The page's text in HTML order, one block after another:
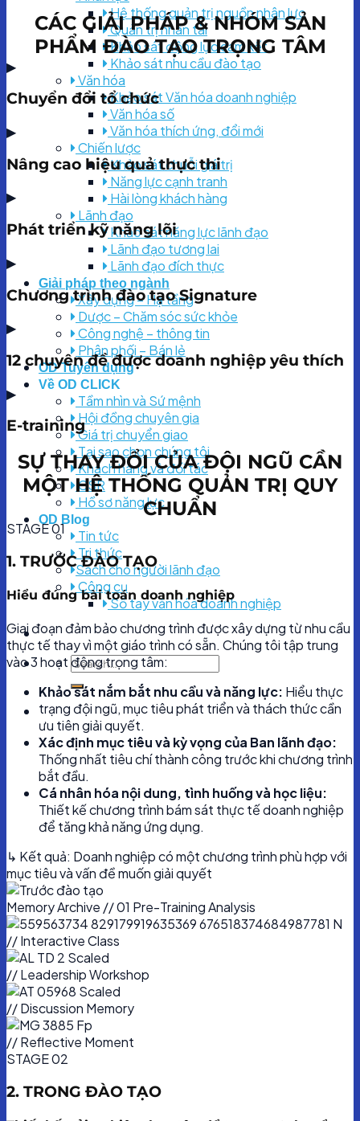
Hệ thống quản trị nguồn nhân lực
Quản trị nhân tài
Khảo sát động lực cam kết
Khảo sát nhu cầu đào tạo
Văn hóa
Khảo sát Văn hóa doanh nghiệp
Văn hóa số
Văn hóa thích ứng, đổi mới
Chiến lược
Khảo sát chuỗi giá trị
Năng lực cạnh tranh
Hài lòng khách hàng
Lãnh đạo
Khảo sát năng lực lãnh đạo
Lãnh đạo tương lai
Lãnh đạo đích thực
Giải pháp theo ngành
Xây dựng – Hạ tầng
Dược – Chăm sóc sức khỏe
Công nghệ – thông tin
Phân phối – Bán lẻ
OD Tuyển dụng
Về OD CLICK
Tầm nhìn và Sứ mệnh
Hội đồng chuyên gia
Giá trị chuyển giao
Tại sao chọn chúng tôi
Khách hàng và đối tác
CSR
Hồ sơ năng lực
OD Blog
Tin tức
Tri thức
Sách cho người lãnh đạo
Công cụ
Sổ tay văn hóa doanh nghiệp
CÁC GIẢI PHÁP & NHÓM SẢN
PHẨM ĐÀO TẠO TRỌNG TÂM
▶
Chuyển đổi tổ chức
▶
Nâng cao hiệu quả thực thi
▶
Phát triển kỹ năng lõi
▶
Chương trình đào tạo Signature
▶
12 chuyên đề được doanh nghiệp yêu thích
▶
E-training
SỰ THAY ĐỔI CỦA ĐỘI NGŨ CẦN
MỘT HỆ THỐNG QUẢN TRỊ QUY
CHUẨN
STAGE 01
1. TRƯỚC ĐÀO TẠO
Hiểu đúng bài toán doanh nghiệp
Giai đoạn đảm bảo chương trình được xây dựng từ nhu cầu
thực tế thay vì một giáo trình có sẵn. Chúng tôi tập trung
vào 3 hoạt động trọng tâm:
Khảo sát nắm bắt nhu cầu và năng lực: Hiểu thực
trạng đội ngũ, mục tiêu phát triển và thách thức cần
ưu tiên giải quyết.
Xác định mục tiêu và kỳ vọng của Ban lãnh đạo:
Thống nhất tiêu chí thành công trước khi chương trình
bắt đầu.
Cá nhân hóa nội dung, tình huống và học liệu:
Thiết kế chương trình bám sát thực tế doanh nghiệp
để tăng khả năng ứng dụng.
↳ Kết quả: Doanh nghiệp có một chương trình phù hợp với
mục tiêu và vấn đề muốn giải quyết
Memory Archive // 01 Pre-Training Analysis
// Interactive Class
// Leadership Workshop
// Discussion Memory
// Reflective Moment
STAGE 02
2. TRONG ĐÀO TẠO